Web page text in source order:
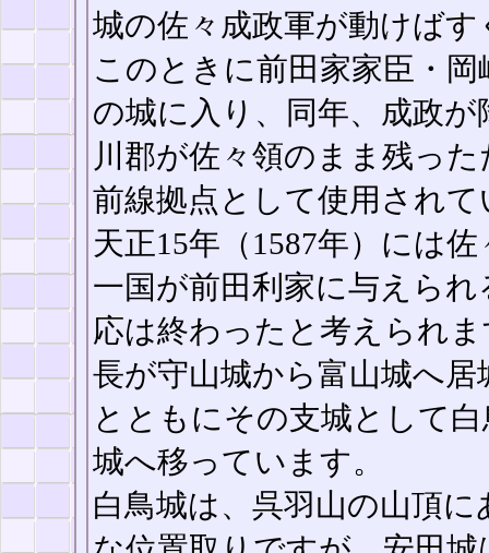
城の佐々成政軍が動けば
このときに前田家家臣・
の城に入り、同年、成政
川郡が佐々領のまま残っ
前線拠点として使用され
天正15年（1587年）には
一国が前田利家に与えら
応は終わったと考えられ
長が守山城から富山城へ
とともにその支城として
城へ移っています。
白鳥城は、呉羽山の山頂